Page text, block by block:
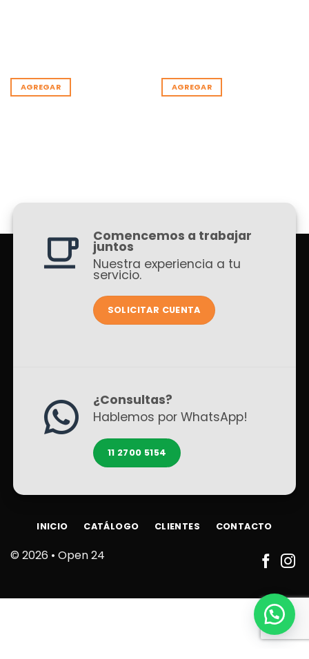
AGREGAR AGREGAR
Comencemos a trabajar
juntos
Nuestra experiencia a tu
servicio.
SOLICITAR CUENTA
¿Consultas?
Hablemos por WhatsApp!
11 2700 5154
© 2026 • Open 24
INICIO CATÁLOGO CLIENTES CONTACTO